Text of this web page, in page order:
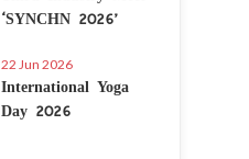
‘SYNCHN 2026’
22 Jun 2026
International Yoga
Day 2026